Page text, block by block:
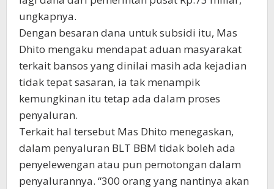
ungkapnya.
Dengan besaran dana untuk subsidi itu, Mas
Dhito mengaku mendapat aduan masyarakat
terkait bansos yang dinilai masih ada kejadian
tidak tepat sasaran, ia tak menampik
kemungkinan itu tetap ada dalam proses
penyaluran.
Terkait hal tersebut Mas Dhito menegaskan,
dalam penyaluran BLT BBM tidak boleh ada
penyelewengan atau pun pemotongan dalam
penyalurannya. “300 orang yang nantinya akan